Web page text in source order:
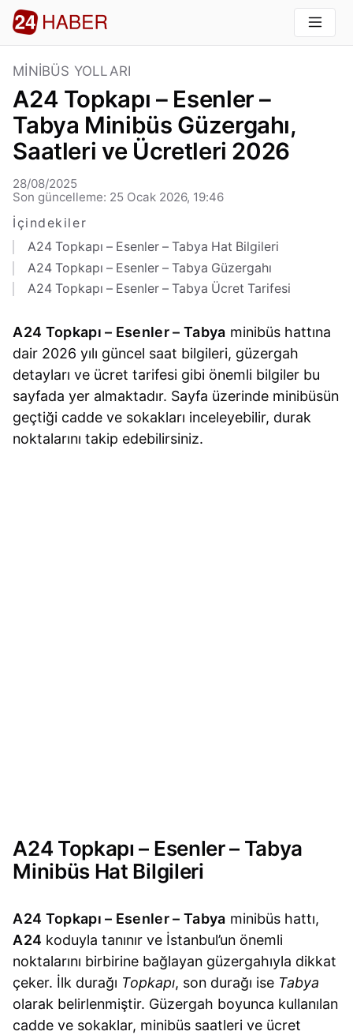
MINIBÜS YOLLARI
A24 Topkapı – Esenler –
Tabya Minibüs Güzergahı,
Saatleri ve Ücretleri 2026
28/08/2025
Son güncelleme: 25 Ocak 2026, 19:46
İçindekiler
A24 Topkapı – Esenler – Tabya Hat Bilgileri
A24 Topkapı – Esenler – Tabya Güzergahı
A24 Topkapı – Esenler – Tabya Ücret Tarifesi
A24 Topkapı – Esenler – Tabya minibüs hattına
dair 2026 yılı güncel saat bilgileri, güzergah
detayları ve ücret tarifesi gibi önemli bilgiler bu
sayfada yer almaktadır. Sayfa üzerinde minibüsün
geçtiği cadde ve sokakları inceleyebilir, durak
noktalarını takip edebilirsiniz.
A24 Topkapı – Esenler – Tabya
Minibüs Hat Bilgileri
A24 Topkapı – Esenler – Tabya minibüs hattı,
A24 koduyla tanınır ve İstanbul’un önemli
noktalarını birbirine bağlayan güzergahıyla dikkat
çeker. İlk durağı Topkapı, son durağı ise Tabya
olarak belirlenmiştir. Güzergah boyunca kullanılan
cadde ve sokaklar, minibüs saatleri ve ücret